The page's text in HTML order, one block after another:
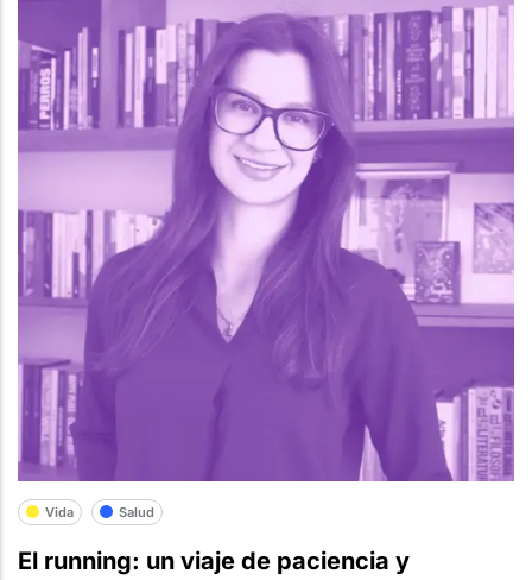
Vida Salud
El running: un viaje de paciencia y